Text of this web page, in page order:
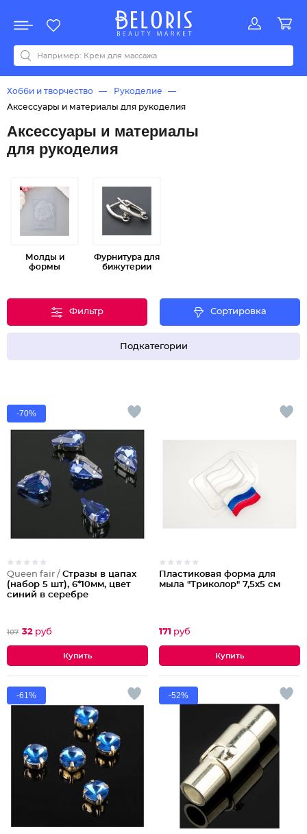
Акции
Все бренды
0-9ABCDEFGHIJKLMNOPQRSTUVWYZАБВДЗИМОКЛНПРСТУФ
Хобби и творчество
Рукоделие
Аксессуары и материалы для рукоделия
Аксессуары и материалы
для рукоделия
Молды и
формы
Фурнитура для
бижутерии
Фильтр Сортировка
Подкатегории
-70%
Queen fair / Стразы в цапах
(набор 5 шт), 6*10мм, цвет
синий в серебре
107 32 руб
Пластиковая форма для
мыла "Триколор" 7,5х5 см
171 руб
-61% -52%